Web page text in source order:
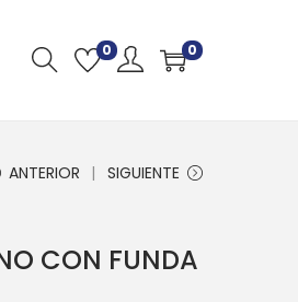
0 0
ANTERIOR SIGUIENTE
CON FUNDA